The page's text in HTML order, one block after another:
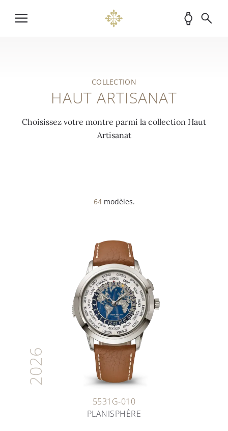
COLLECTION
HAUT ARTISANAT
Choisissez votre montre parmi la collection Haut
Artisanat
64modèles.
2026
5531G-010
PLANISPHÈRE